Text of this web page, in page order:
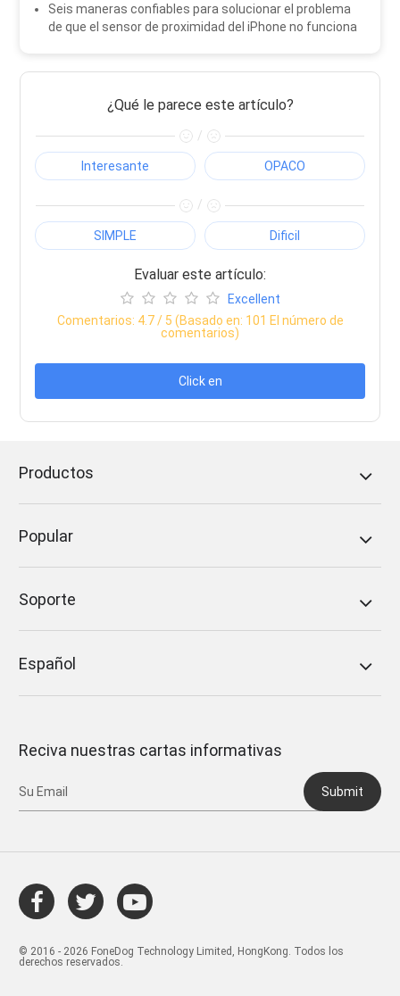
Seis maneras confiables para solucionar el problema
de que el sensor de proximidad del iPhone no funciona
¿Qué le parece este artículo?
/
Interesante OPACO
/
SIMPLE Dificil
Evaluar este artículo:
Excellent
Comentarios: 4.7/ 5 (Basado en: 101 El número de
comentarios)
Click en
Productos
Popular
Soporte
Español
Reciva nuestras cartas informativas
Submit
© 2016 - 2026 FoneDog Technology Limited, HongKong. Todos los
derechos reservados.